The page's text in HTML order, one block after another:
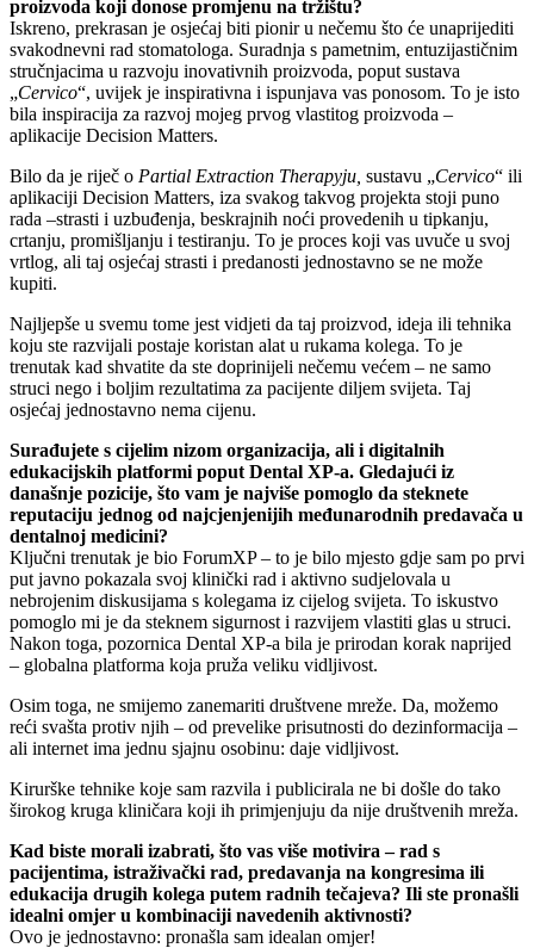
proizvoda koji donose promjenu na tržištu?
Iskreno, prekrasan je osjećaj biti pionir u nečemu što će unaprijediti
svakodnevni rad stomatologa. Suradnja s pametnim, entuzijastičnim
stručnjacima u razvoju inovativnih proizvoda, poput sustava
„Cervico“, uvijek je inspirativna i ispunjava vas ponosom. To je isto
bila inspiracija za razvoj mojeg prvog vlastitog proizvoda –
aplikacije Decision Matters.
Bilo da je riječ o Partial Extraction Therapyju sustavu „Cervico“ ili
aplikaciji Decision Matters, iza svakog takvog projekta stoji puno
rada –strasti i uzbuđenja, beskrajnih noći provedenih u tipkanju,
crtanju, promišljanju i testiranju. To je proces koji vas uvuče u svoj
vrtlog, ali taj osjećaj strasti i predanosti jednostavno se ne može
kupiti.
Najljepše u svemu tome jest vidjeti da taj proizvod, ideja ili tehnika
koju ste razvijali postaje koristan alat u rukama kolega. To je
trenutak kad shvatite da ste doprinijeli nečemu većem – ne samo
struci nego i boljim rezultatima za pacijente diljem svijeta. Taj
osjećaj jednostavno nema cijenu.
Surađujete s cijelim nizom organizacija, ali i digitalnih
edukacijskih platformi poput Dental XP-a. Gledajući iz
današnje pozicije, što vam je najviše pomoglo da steknete
reputaciju jednog od najcjenjenijih međunarodnih predavača u
dentalnoj medicini?
Ključni trenutak je bio ForumXP – to je bilo mjesto gdje sam po prvi
put javno pokazala svoj klinički rad i aktivno sudjelovala u
nebrojenim diskusijama s kolegama iz cijelog svijeta. To iskustvo
pomoglo mi je da steknem sigurnost i razvijem vlastiti glas u struci.
Nakon toga, pozornica Dental XP-a bila je prirodan korak naprijed
– globalna platforma koja pruža veliku vidljivost.
Osim toga, ne smijemo zanemariti društvene mreže. Da, možemo
reći svašta protiv njih – od prevelike prisutnosti do dezinformacija –
ali internet ima jednu sjajnu osobinu: daje vidljivost.
Kirurške tehnike koje sam razvila i publicirala ne bi došle do tako
širokog kruga kliničara koji ih primjenjuju da nije društvenih mreža.
Kad biste morali izabrati, što vas više motivira – rad s
pacijentima, istraživački rad, predavanja na kongresima ili
edukacija drugih kolega putem radnih tečajeva? Ili ste pronašli
idealni omjer u kombinaciji navedenih aktivnosti?
Ovo je jednostavno: pronašla sam idealan omjer!